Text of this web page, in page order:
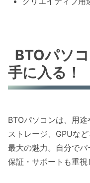
BTOパソ
手に入る！
BTOパソコンは、用途
ストレージ、GPUな
最大の魅力。自分でパ
保証・サポートも重視